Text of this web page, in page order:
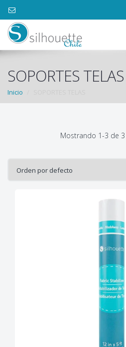
SOPORTES TELAS
Inicio
Mostrando 1-3 de